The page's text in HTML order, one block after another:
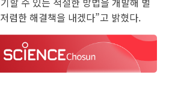
최기
혁 한
국항
공우
주연